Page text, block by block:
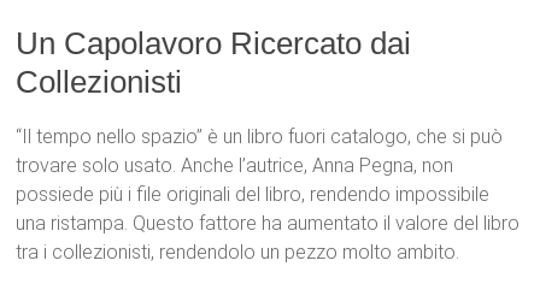
Un Capolavoro Ricercato dai
Collezionisti
“Il tempo nello spazio” è un libro fuori catalogo, che si può
trovare solo usato. Anche l’autrice, Anna Pegna, non
possiede più i file originali del libro, rendendo impossibile
una ristampa. Questo fattore ha aumentato il valore del libro
tra i collezionisti, rendendolo un pezzo molto ambito.